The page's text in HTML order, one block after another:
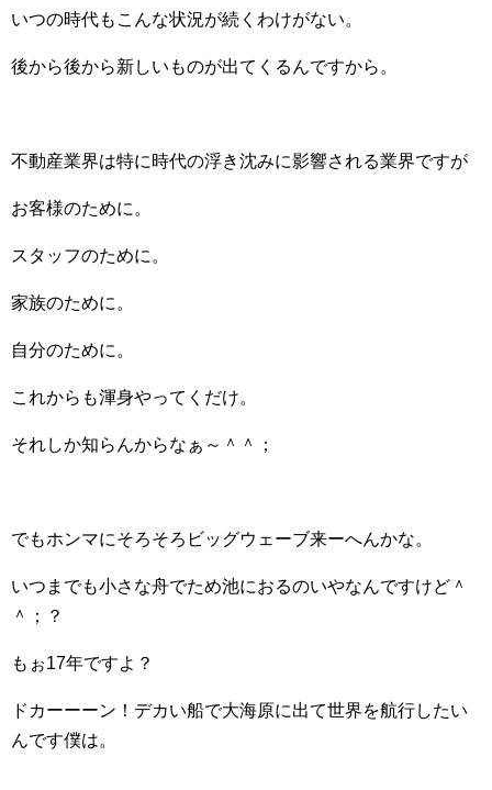
いつの時代もこんな状況が続くわけがない。
後から後から新しいものが出てくるんですから。
不動産業界は特に時代の浮き沈みに影響される業界ですが
お客様のために。
スタッフのために。
家族のために。
自分のために。
これからも渾身やってくだけ。
それしか知らんからなぁ～＾＾；
でもホンマにそろそろビッグウェーブ来ーへんかな。
いつまでも小さな舟でため池におるのいやなんですけど＾
＾；？
もぉ17年ですよ？
ドカーーーン！デカい船で大海原に出て世界を航行したい
んです僕は。